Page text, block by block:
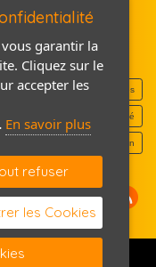
Mentions légales
Politique de confidentialité
Contact / Plan
garantir la
Cliquez sur le
accepter les
En savoir plus
refuser
les Cookies